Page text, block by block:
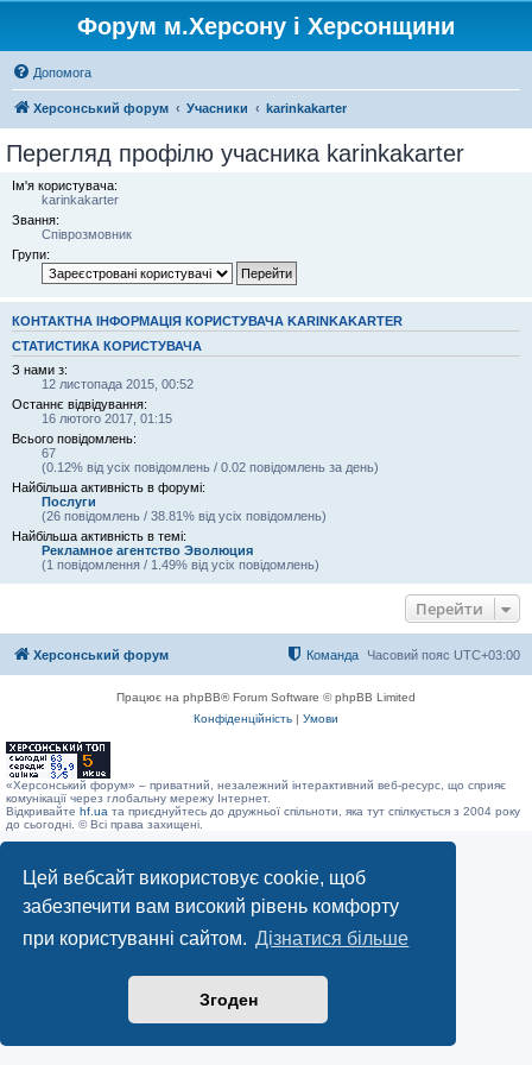
Цей вебсайт використовує cookie, щоб
забезпечити вам високий рівень комфорту
при користуванні сайтом. Дізнатися більше
Згоден
Форум м.Херсону і Херсонщини
Допомога
Херсонський форум Учасники karinkakarter
Перегляд профілю учасника karinkakarter
Ім'я користувача:
karinkakarter
Звання:
Співрозмовник
Групи:
КОНТАКТНА ІНФОРМАЦІЯ КОРИСТУВАЧА KARINKAKARTER
СТАТИСТИКА КОРИСТУВАЧА
З нами з:
12 листопада 2015, 00:52
Останнє відвідування:
16 лютого 2017, 01:15
Всього повідомлень:
67
(0.12% від усіх повідомлень / 0.02 повідомлень за день)
Найбільша активність в форумі:
Послуги
(26 повідомлень / 38.81% від усіх повідомлень)
Найбільша активність в темі:
Рекламное агентство Эволюция
(1 повідомлення / 1.49% від усіх повідомлень)
Перейти
Херсонський форум Часовий пояс UTC+03:00
Команда
Працює на phpBB® Forum Software © phpBB Limited
Конфіденційність | Умови
«Херсонський форум» – приватний, незалежний інтерактивний веб-ресурс, що сприяє
комунікації через глобальну мережу Інтернет.
Відкривайте hf.ua та приєднуйтесь до дружньої спільноти, яка тут спілкується з 2004 року
до сьогодні. © Всі права захищені.